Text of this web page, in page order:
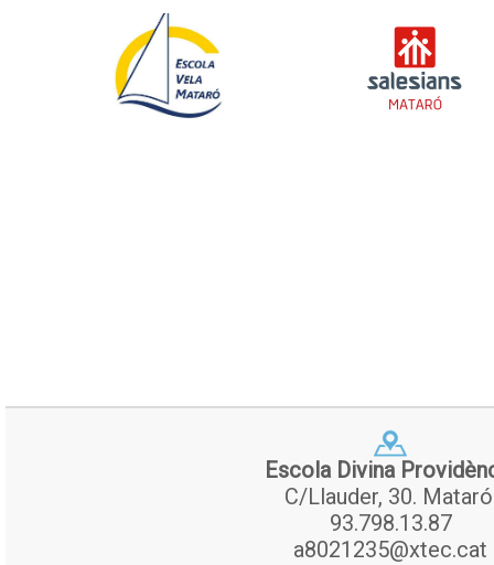
Escola Divina
C/Llauder, 30.
93.798.13.87
a8021235@xtec.cat